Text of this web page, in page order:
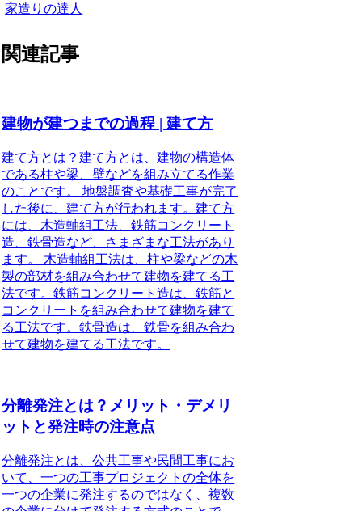
家造りの達人
関連記事
建物が建つまでの過程 | 建て方
建て方とは？建て方とは、建物の構造体
である柱や梁、壁などを組み立てる作業
のことです。 地盤調査や基礎工事が完了
した後に、建て方が行われます。建て方
には、木造軸組工法、鉄筋コンクリート
造、鉄骨造など、さまざまな工法があり
ます。 木造軸組工法は、柱や梁などの木
製の部材を組み合わせて建物を建てる工
法です。鉄筋コンクリート造は、鉄筋と
コンクリートを組み合わせて建物を建て
る工法です。鉄骨造は、鉄骨を組み合わ
せて建物を建てる工法です。
分離発注とは？メリット・デメリ
ットと発注時の注意点
分離発注とは、公共工事や民間工事にお
いて、一つの工事プロジェクトの全体を
一つの企業に発注するのではなく、複数